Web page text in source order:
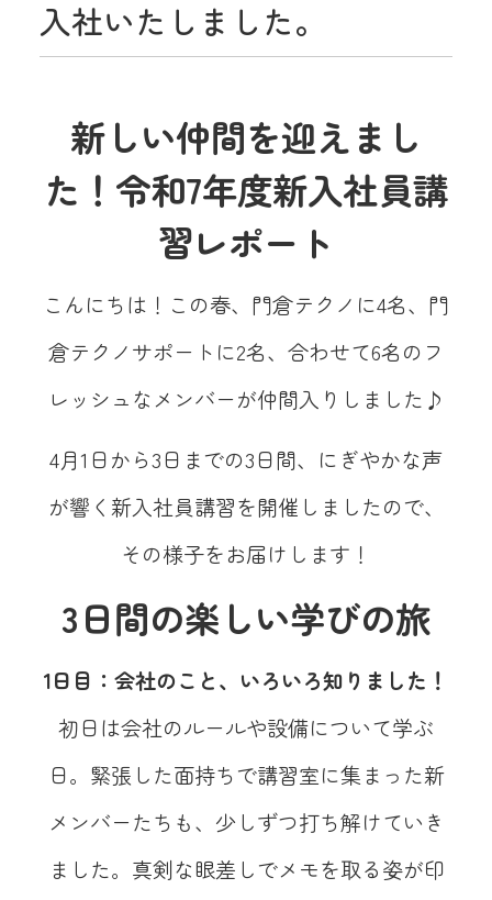
入社いたしました。
新しい仲間を迎えまし
た！令和7年度新入社員講
習レポート
こんにちは！この春、門倉テクノに4名、門
倉テクノサポートに2名、合わせて6名のフ
レッシュなメンバーが仲間入りしました♪
4月1日から3日までの3日間、にぎやかな声
が響く新入社員講習を開催しましたので、
その様子をお届けします！
3日間の楽しい学びの旅
1日目：会社のこと、いろいろ知りました！
初日は会社のルールや設備について学ぶ
日。緊張した面持ちで講習室に集まった新
メンバーたちも、少しずつ打ち解けていき
ました。真剣な眼差しでメモを取る姿が印